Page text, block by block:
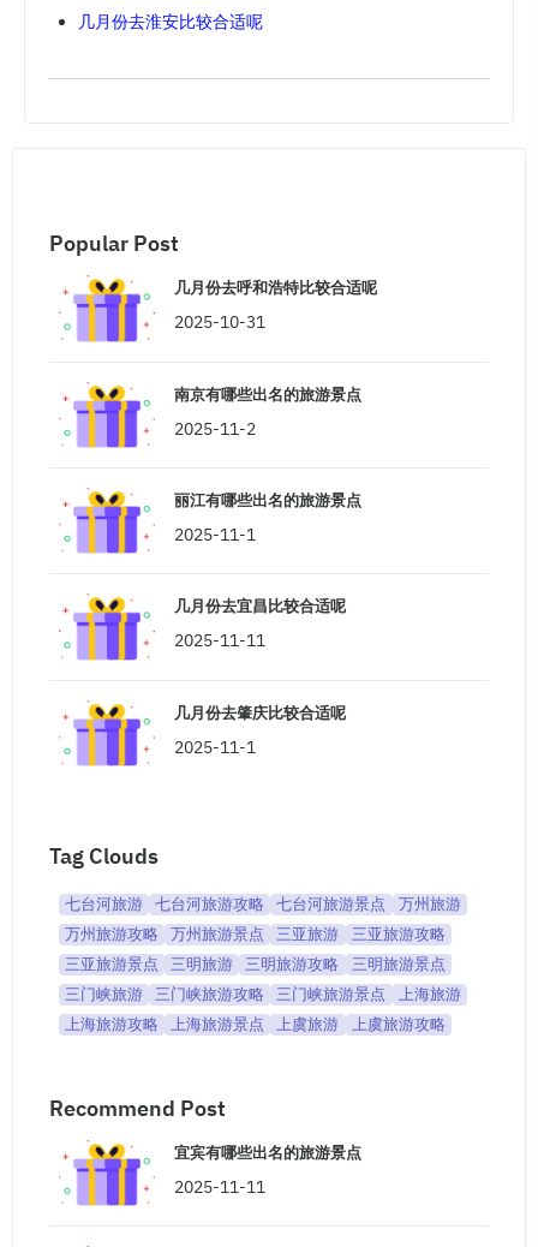
几月份去淮安比较合适呢
Popular Post
几月份去呼和浩特比较合适呢
2025-10-31
南京有哪些出名的旅游景点
2025-11-2
丽江有哪些出名的旅游景点
2025-11-1
几月份去宜昌比较合适呢
2025-11-11
几月份去肇庆比较合适呢
2025-11-1
Tag Clouds
七台河旅游 七台河旅游攻略 七台河旅游景点
万州旅游
万州旅游攻略
万州旅游景点 三亚旅游
三亚旅游攻略
三亚旅游景点
三明旅游 三明旅游攻略
三明旅游景点
三门峡旅游
三门峡旅游攻略 三门峡旅游景点
上海旅游
上海旅游攻略
上海旅游景点 上虞旅游 上虞旅游攻略
Recommend Post
宜宾有哪些出名的旅游景点
2025-11-11